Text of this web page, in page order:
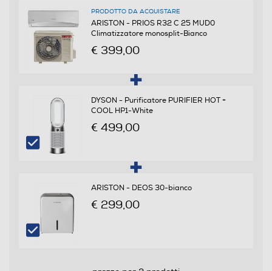
Raffreddamento min-Btu/h
3100
Riscaldamento nominale-Btu h
10000
2800
Riscaldamento max-Btu/h
PRODOTTO DA ACQUISTARE
ARISTON - PRIOS R32 C 25 MUD0
Climatizzatore monosplit-Bianco
€ 399,00
DYSON - Purificatore PURIFIER HOT +
COOL HP1-White
€ 499,00
ARISTON - DEOS 30-bianco
€ 299,00